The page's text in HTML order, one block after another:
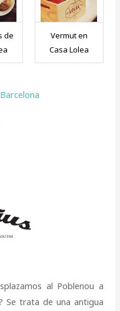
de
Vermut en
Casa Lolea
al Poblenou a
Se trata de una antigua